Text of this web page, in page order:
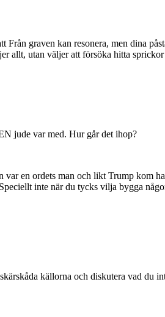
Från graven kan resonera, men dina
allt, utan väljer att försöka hitta
jude var med. Hur går det ihop?
en ordets man och likt Trump kom
inte när du tycks vilja bygga
källorna och diskutera vad du